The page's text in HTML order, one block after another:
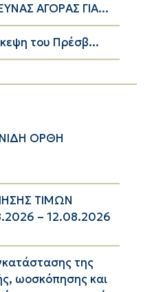
ΑΓΟΡΑΣ ΓΙΑ...
του Πρέσβ...
ΟΡΘΗ
ΤΙΜΩΝ
– 12.08.2026
της
ωοσκόπησης και